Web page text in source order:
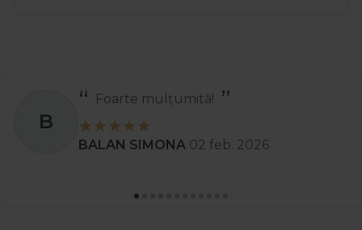
S
Recomand
Stanciu Aura Andreea 02 apr. 2025